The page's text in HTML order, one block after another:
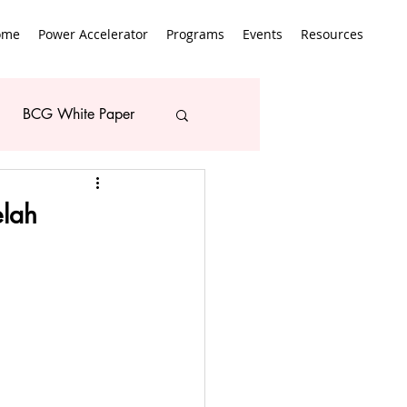
Power Accelerator Programs Events Resources
BCG White Paper